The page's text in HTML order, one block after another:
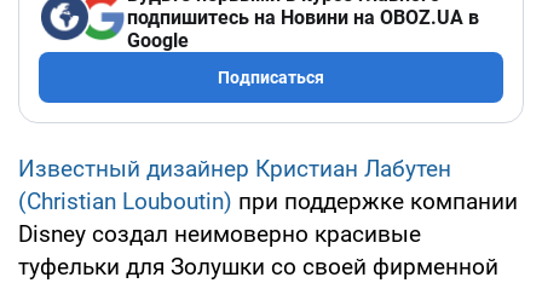
подпишитесь на Новини на OBOZ.UA в
Google
Подписаться
Известный дизайнер Кристиан Лабутен
(Christian Louboutin) при поддержке компании
Disney создал неимоверно красивые
туфельки для Золушки со своей фирменной